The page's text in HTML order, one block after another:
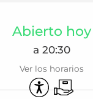
Abierto hoy
a 20:30
Ver los horarios
Accesibilidad
Entrega